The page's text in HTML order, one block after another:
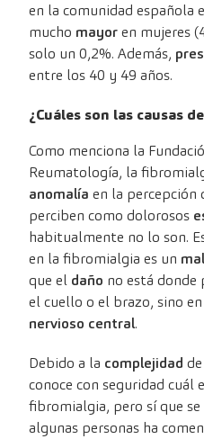
en la comunidad española
mucho mayoren mujeres
solo un 0,2%. Además,
entre los 40 y 49 años.
¿Cuáles son las causas
Como menciona la
Reumatología, la
anomalía en la percepción
perciben como dolorosos
habitualmente no lo son.
en la fibromialgia es un mal
que el daño no está donde
el cuello o el brazo, sino
nervioso central.
Debido a la complejidad
conoce con seguridad cuál
fibromialgia, pero sí que se
algunas personas ha